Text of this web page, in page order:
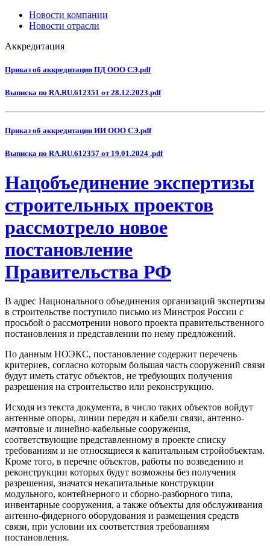
Новости компании
Новости отрасли
Аккредитация
Приказ об аккредитации ПД ООО СЭ.pdf
Выписка по RA.RU.612351 от 28.12.2023.pdf
Приказ об аккредитации ИИ ООО СЭ.pdf
Выписка по RA.RU.612357 от 19.01.2024 .pdf
Нацобъединение экспертизы
строительных проектов
рассмотрело новое
постановление
Правительства РФ
В адрес Национального объединения организаций экспертизы
в строительстве поступило письмо из Минстроя России с
просьбой о рассмотрении нового проекта правительственного
постановления и представлении по нему предложений.
По данным НОЭКС, постановление содержит перечень
критериев, согласно которым большая часть сооружений связи
будут иметь статус объектов, не требующих получения
разрешения на строительство или реконструкцию.
Исходя из текста документа, в число таких объектов войдут
антенные опоры, линии передач и кабели связи, антенно-
мачтовые и линейно-кабельные сооружения,
соответствующие представленному в проекте списку
требованиям и не относящиеся к капитальным стройобъектам.
Кроме того, в перечне объектов, работы по возведению и
реконструкции которых будут возможны без получения
разрешения, значатся некапитальные конструкции
модульного, контейнерного и сборно-разборного типа,
инвентарные сооружения, а также объекты для обслуживания
антенно-фидерного оборудования и размещения средств
связи, при условии их соответствия требованиям
постановления.